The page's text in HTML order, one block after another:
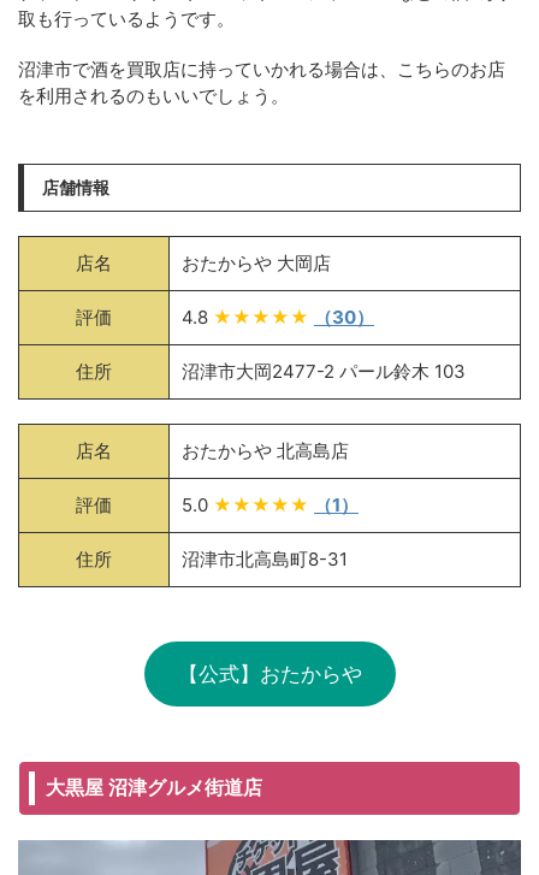
取も行っているようです。
沼津市で酒を買取店に持っていかれる場合は、こちらのお店
を利用されるのもいいでしょう。
店舗情報
店名 おたからや 大岡店
評価 4.8 ★★★★★ （30）
住所 沼津市大岡2477-2 パール鈴木 103
店名 おたからや 北高島店
評価 5.0 ★★★★★ （1）
住所 沼津市北高島町8-31
【公式】おたからや
大黒屋 沼津グルメ街道店